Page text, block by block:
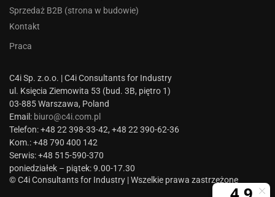
Sprzedaż B2B (strona w budowie)
Kontakt
Praca
C4i Sp. z.o.o. | C4i Consultants for Industry
ul. Księcia Ziemowita 53 (bud. 3B, piętro 1)
03-885 Warszawa, Poland
Email: biuro@c4i.com.pl
Telefon: +48 22 398-33-42, +48 22 390-62-36
Kom.: +48 790 400 142
Serwis: +48 515-590-370
poniedziałek – piątek: 9.00-17.30
© C4i Consultants for Industry | Wszelkie prawa zastrzeżone